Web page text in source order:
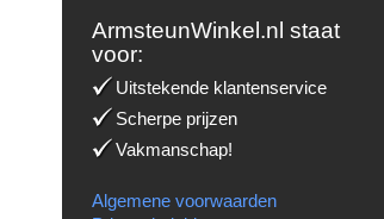
ArmsteunWinkel.nl staat
voor:
Uitstekende klantenservice
Scherpe prijzen
Vakmanschap!
Algemene voorwaarden